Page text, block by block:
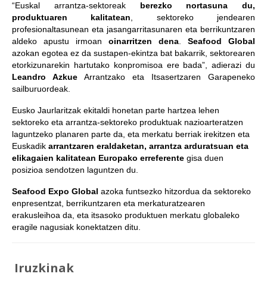
“Euskal arrantza-sektoreak berezko nortasuna du,
produktuaren kalitatean , sektoreko jendearen
profesionaltasunean eta jasangarritasunaren eta berrikuntzaren
aldeko apustu irmoan oinarritzen dena
Seafood Global
azokan egotea ez da sustapen-ekintza bat bakarrik, sektorearen
etorkizunarekin hartutako konpromisoa ere bada”, adierazi du
Leandro Azkue Arrantzako eta Itsasertzaren Garapeneko
sailburuordeak.
Eusko Jaurlaritzak ekitaldi honetan parte hartzea lehen
sektoreko eta arrantza-sektoreko produktuak nazioarteratzen
laguntzeko planaren parte da, eta merkatu berriak irekitzen eta
Euskadik arrantzaren eraldaketan, arrantza arduratsuan eta
elikagaien kalitatean Europako erreferente gisa duen
posizioa sendotzen laguntzen du.
Seafood Expo Global azoka funtsezko hitzordua da sektoreko
enpresentzat, berrikuntzaren eta merkaturatzearen
erakusleihoa da, eta itsasoko produktuen merkatu globaleko
eragile nagusiak konektatzen ditu.
Iruzkinak